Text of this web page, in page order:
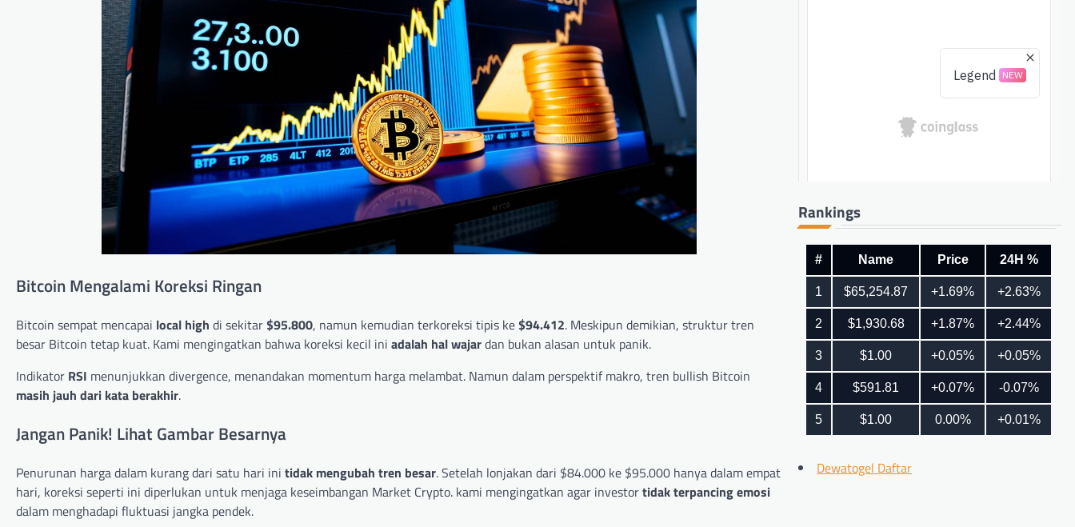
Bitcoin Mengalami Koreksi Ringan
Bitcoin sempat mencapai local high di sekitar$95.800, namun kemudian terkoreksi tipis ke$94.412. Meskipun demikian, struktur tren
besar Bitcoin tetap kuat. Kami mengingatkan bahwa koreksi kecil ini adalah hal wajardan bukan alasan untuk panik.
Indikator RSI menunjukkan divergence, menandakan momentum harga melambat. Namun dalam perspektif makro, tren bullish Bitcoin
masih jauh dari kata berakhir.
Jangan Panik! Lihat Gambar Besarnya
Penurunan harga dalam kurang dari satu hari ini tidak mengubah tren besar. Setelah lonjakan dari $84.000 ke $95.000 hanya dalam empat
hari, koreksi seperti ini diperlukan untuk menjaga keseimbangan Market Crypto. kami mengingatkan agar investortidak terpancing emosi
dalam menghadapi fluktuasi jangka pendek.
Rankings
Dewatogel Daftar